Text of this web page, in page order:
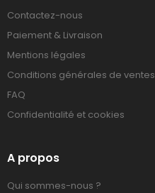
Contactez-nous
Paiement & Livraison
Mentions légales
Conditions générales de ventes
FAQ
Confidentialité et cookies
A propos
Qui sommes-nous ?